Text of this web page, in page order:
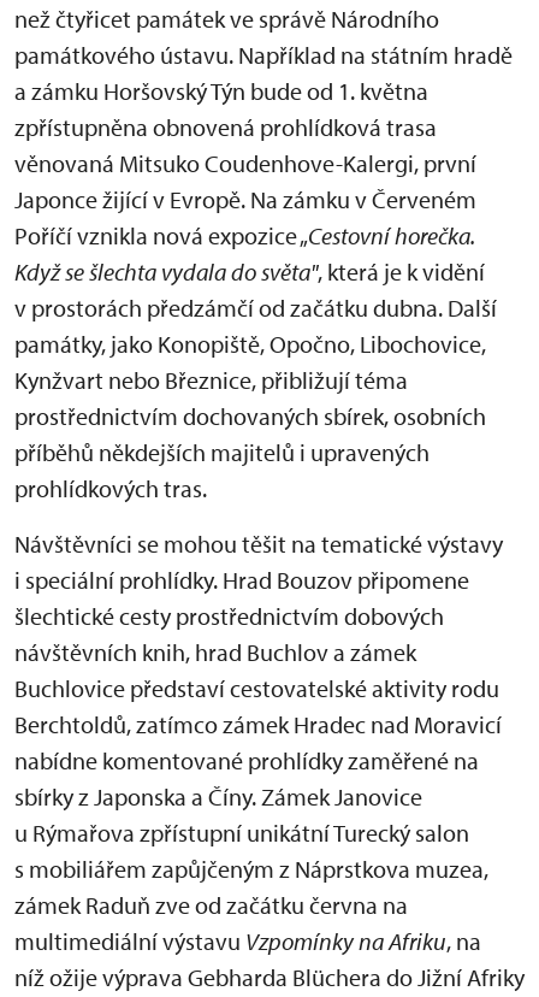
než čtyřicet památek ve správě Národního
památkového ústavu. Například na státním hradě
a zámku Horšovský Týn bude od 1. května
zpřístupněna obnovená prohlídková trasa
věnovaná Mitsuko Coudenhove-Kalergi, první
Japonce žijící v Evropě. Na zámku v Červeném
Poříčí vznikla nová expozice „Cestovní horečka.
Když se šlechta vydala do světa", která je k vidění
v prostorách předzámčí od začátku dubna. Další
památky, jako Konopiště, Opočno, Libochovice,
Kynžvart nebo Březnice, přibližují téma
prostřednictvím dochovaných sbírek, osobních
příběhů někdejších majitelů i upravených
prohlídkových tras.
Návštěvníci se mohou těšit na tematické výstavy
i speciální prohlídky. Hrad Bouzov připomene
šlechtické cesty prostřednictvím dobových
návštěvních knih, hrad Buchlov a zámek
Buchlovice představí cestovatelské aktivity rodu
Berchtoldů, zatímco zámek Hradec nad Moravicí
nabídne komentované prohlídky zaměřené na
sbírky z Japonska a Číny. Zámek Janovice
u Rýmařova zpřístupní unikátní Turecký salon
s mobiliářem zapůjčeným z Náprstkova muzea,
zámek Raduň zve od začátku června na
multimediální výstavu Vzpomínky na Afriku, na
níž ožije výprava Gebharda Blüchera do Jižní Afriky